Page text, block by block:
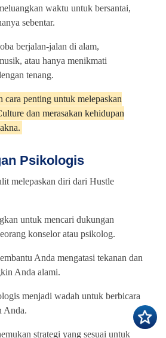
waktu untuk bersantai,
sebentar.
berjalan-jalan di alam,
atau hanya menikmati
tenang.
cara penting untuk melepaskan
dan merasakan kehidupan
Psikologis
melepaskan diri dari Hustle
untuk mencari dukungan
konselor atau psikolog.
Anda mengatasi tekanan dan
Anda alami.
menjadi wadah untuk berbicara
Anda.
strategi yang sesuai untuk